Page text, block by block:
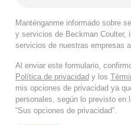
Manténganme informado sobre
y servicios de Beckman Coulter,
servicios de nuestras empresas
Al enviar este formulario,
Política de privacidad y los
mis opciones de privacidad ya
personales, según lo previsto en
“Sus opciones de privacidad”.